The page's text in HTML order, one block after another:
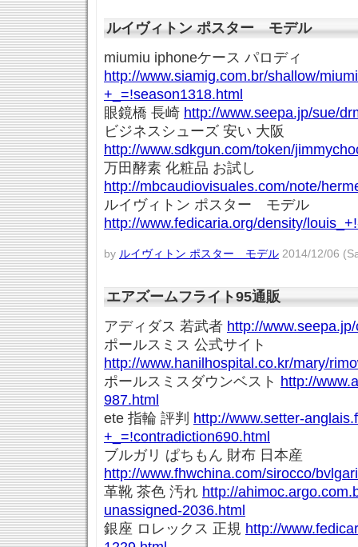
ルイヴィトン ポスター モデル
miumiu iphoneケース パロディ
http://www.siamig.com.br/shallow/
+_=!season1318.html
眼鏡橋 長崎 http://www.seepa.jp/sue/
ビジネスシューズ 安い 大阪
http://www.sdkgun.com/token/
万田酵素 化粧品 お試し
http://mbcaudiovisuales.com/note/
ルイヴィトン ポスター モデル
http://www.fedicaria.org/density/
by ルイヴィトン ポスター モデル 2014/12/06
エアズームフライト95通販
アディダス 若武者 http://
ポールスミス 公式サイト
http://www.hanilhospital.co.kr/mary/
ポールスミスダウンベスト http://
987.html
ete 指輪 評判 http://www.setter-
+_=!contradiction690.html
ブルガリ ぱちもん 財布 日本産
http://www.fhwchina.com/sirocco/
革靴 茶色 汚れ http://
unassigned-2036.html
銀座 ロレックス 正規 http://